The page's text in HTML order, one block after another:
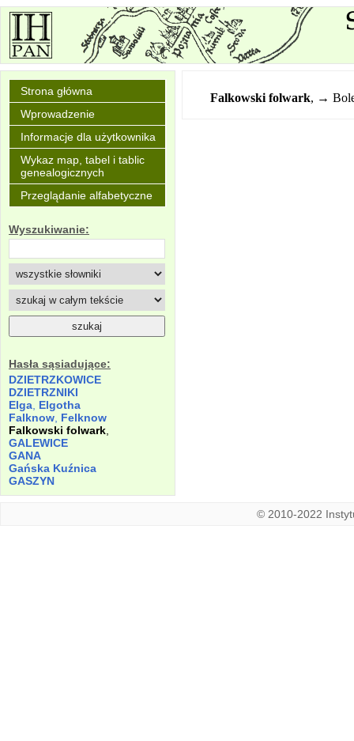
Strona główna
Wprowadzenie
Informacje dla użytkownika
Wykaz map, tabel i tablic
genealogicznych
Przeglądanie alfabetyczne
Wyszukiwanie:
Hasła sąsiadujące:
DZIETRZKOWICE
DZIETRZNIKI
Elga Elgotha
Falknow Felknow
Falkowski folwark
GALEWICE
GANA
Gańska Kuźnica
GASZYN
Falkowski folwark, →
© 2010-2022